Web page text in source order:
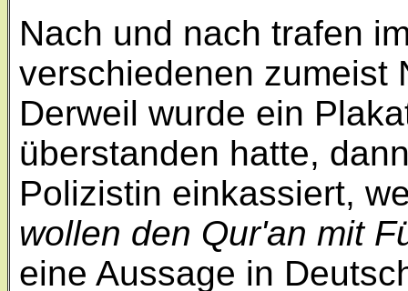
Nach und nach trafen
verschiedenen zumeist
Derweil wurde ein
überstanden hatte,
Polizistin einkassiert,
wollen den Qur'an mit
eine Aussage in